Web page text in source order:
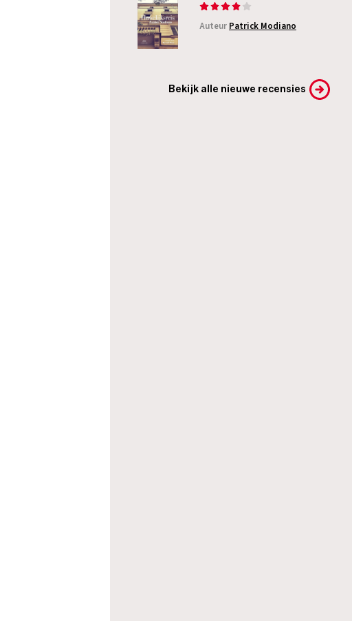
Auteur Patrick Modiano
Bekijk alle nieuwe recensies